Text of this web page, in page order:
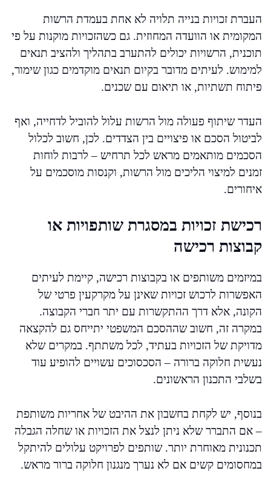
העברת זכויות בנייה תלויה לא אחת בעמדת הרשות
המקומית או הוועדה המחוזית. גם כשהזכויות מוקנות על פי
תוכנית, הרשויות יכולים להתערב בתהליך ולהציב תנאים
למימוש. לעיתים מדובר בקיום תנאים מוקדמים כגון שימור,
פיתוח תשתיות, או תיאום עם שכנים.
העדר שיתוף פעולה מול הרשות עלול להוביל לדחייה, ואף
לביטול הסכם או פיצויים בין הצדדים. לכן, חשוב לכלול
הסכמים מותאמים מראש לכל תרחיש – לרבות לוחות
זמנים למיצוי הליכים מול הרשות, וקנסות מוסכמים על
איחורים.
רכישת זכויות במסגרת שותפויות או
קבוצות רכישה
במיזמים משותפים או בקבוצות רכישה, קיימת לעיתים
האפשרות לרכוש זכויות שאינן על מקרקעין פרטי של
הקונה, אלא דרך ההתקשרות עם יתר חברי הקבוצה.
במקרה זה, חשוב שההסכם המשפטי יתייחס גם להקצאה
מדויקת של הזכויות בעתיד, לכל משתתף. במקרים שלא
נעשית חלוקה ברורה – הסכסוכים עשויים להופיע עוד
בשלבי התכנון הראשונים.
בנוסף, יש לקחת בחשבון את ההיבט של אחריות משותפת
– אם התברר שלא ניתן לנצל את הזכויות או שחלה הגבלה
תכנונית מאוחרת יותר. שותפים לפרויקט עלולים להיתקל
במחסומים קשים אם לא נערך מנגנון חלוקה ברור מראש.